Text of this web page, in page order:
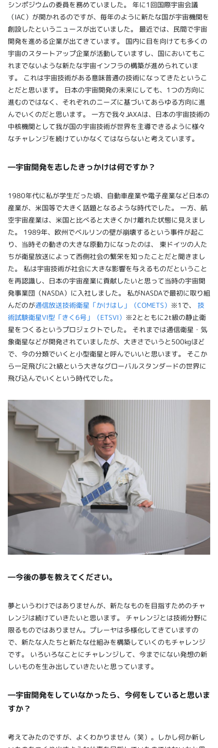
シンポジウムの委員を務めていました。 年に1回国際宇宙会議
（IAC）が開かれるのですが、毎年のように新たな国が宇宙機関を
創設したというニュースが出ていました。 最近では、民間で宇宙
開発を進める企業が出てきています。 国内に目を向けても多くの
宇宙のスタートアップ企業が活動していますし、国においてもこ
れまでないような新たな宇宙インフラの構築が進められていま
す。 これは宇宙技術がある意味普通の技術になってきたというこ
とだと思います。 日本の宇宙開発の未来にしても、1つの方向に
進むのではなく、それぞれのニーズに基づいてあらゆる方向に進
んでいくのだと思います。 一方で我々JAXAは、日本の宇宙技術の
中核機関として我が国の宇宙技術が世界を主導できるように様々
なチャレンジを続けていかなくてはならないと考えています。
―宇宙開発を志したきっかけは何ですか？
1980年代に私が学生だった頃、自動車産業や電子産業など日本の
産業が、米国等で大きく話題となるような時代でした。 一方、航
空宇宙産業は、米国と比べると大きくかけ離れた状態に見えまし
た。 1989年、欧州でベルリンの壁が崩壊するという事件が起こ
り、当時その動きの大きな原動力になったのは、 東ドイツの人た
ちが衛星放送によって西側社会の繁栄を知ったことだと聞きまし
た。 私は宇宙技術が社会に大きな影響を与えるものだということ
を再認識し、日本の宇宙産業に貢献したいと思って当時の宇宙開
発事業団（NASDA）に入社しました。 私がNASDAで最初に取り組
んだのが通信放送技術衛星「かけはし」（COMETS） ※1で、 技
術試験衛星VI型「きく6号」（ETSVI） ※2とともに2t級の静止衛
星をつくるというプロジェクトでした。 それまでは通信衛星・気
象衛星などが開発されていましたが、大きさでいうと500kgほど
で、今の分類でいくと小型衛星と呼んでいいと思います。 そこか
ら一足飛びに2t級という大きなグローバルスタンダードの世界に
飛び込んでいくという時代でした。
―今後の夢を教えてください。
夢というわけではありませんが、新たなものを目指すためのチャ
レンジは続けていきたいと思います。 チャレンジとは技術分野に
限るものではありません。プレーヤは多様化してきていますの
で、新たな人たちと新たな仕組みを構築していくのもチャレンジ
です。 いろいろなことにチャレンジして、今までにない発想の新
しいものを生み出していきたいと思っています。
―宇宙開発をしていなかったら、今何をしていると思いま
すか？
考えてみたのですが、よくわかりません（笑）。しかし何か新し